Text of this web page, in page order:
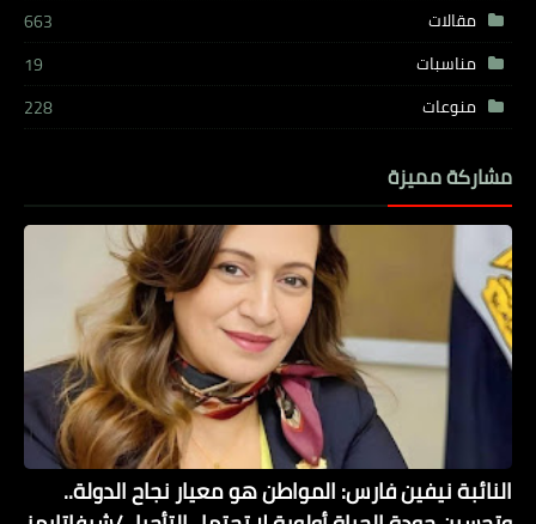
مقالات
663
مناسبات
19
منوعات
228
مشاركة مميزة
النائبة نيفين فارس: المواطن هو معيار نجاح الدولة..